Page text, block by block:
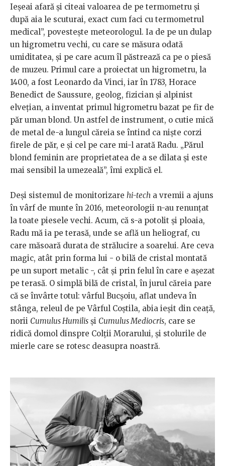
Ieșeai afară și citeai valoarea de pe termometru și
după aia le scuturai, exact cum faci cu termometrul
medical”, povestește meteorologul. Ia de pe un dulap
un higrometru vechi, cu care se măsura odată
umiditatea, și pe care acum îl păstrează ca pe o piesă
de muzeu. Primul care a proiectat un higrometru, la
1400, a fost Leonardo da Vinci, iar în 1783, Horace
Benedict de Saussure, geolog, fizician și alpinist
elvețian, a inventat primul higrometru bazat pe fir de
păr uman blond. Un astfel de instrument, o cutie mică
de metal de-a lungul căreia se întind ca niște corzi
firele de păr, e și cel pe care mi-l arată Radu. „Părul
blond feminin are proprietatea de a se dilata și este
mai sensibil la umezeală”, îmi explică el.
Deși sistemul de monitorizare hi-tech a vremii a ajuns
în vârf de munte în 2016, meteorologii n-au renunțat
la toate piesele vechi. Acum, că s-a potolit și ploaia,
Radu mă ia pe terasă, unde se află un heliograf, cu
care măsoară durata de strălucire a soarelui. Are ceva
magic, atât prin forma lui - o bilă de cristal montată
pe un suport metalic -, cât și prin felul în care e așezat
pe terasă. O simplă bilă de cristal, în jurul căreia pare
că se învârte totul: vârful Bucșoiu, aflat undeva în
stânga, releul de pe Vârful Coștila, abia ieșit din ceață,
norii Cumulus Humilis și Cumulus Mediocris, care se
ridică domol dinspre Colții Morarului, și stolurile de
mierle care se rotesc deasupra noastră.